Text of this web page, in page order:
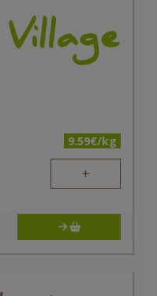
9.59€/kg
+